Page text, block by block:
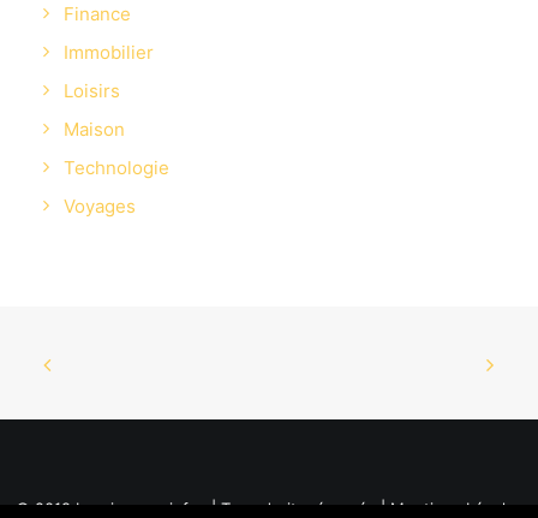
Finance
Immobilier
Loisirs
Maison
Technologie
Voyages
© 2019 La mine aux infos | Tous droits réservés |Mentions Légales